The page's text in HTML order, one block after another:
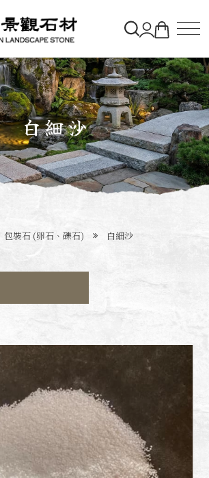
關於石園
石材&購物車
造景實績
白細沙
包裝石 (卵石、礫石) 白細沙